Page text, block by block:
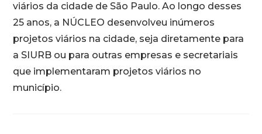
viários da cidade de São Paulo. Ao longo desses
25 anos, a NÚCLEO desenvolveu inúmeros
projetos viários na cidade, seja diretamente para
a SIURB ou para outras empresas e secretariais
que implementaram projetos viários no
município.